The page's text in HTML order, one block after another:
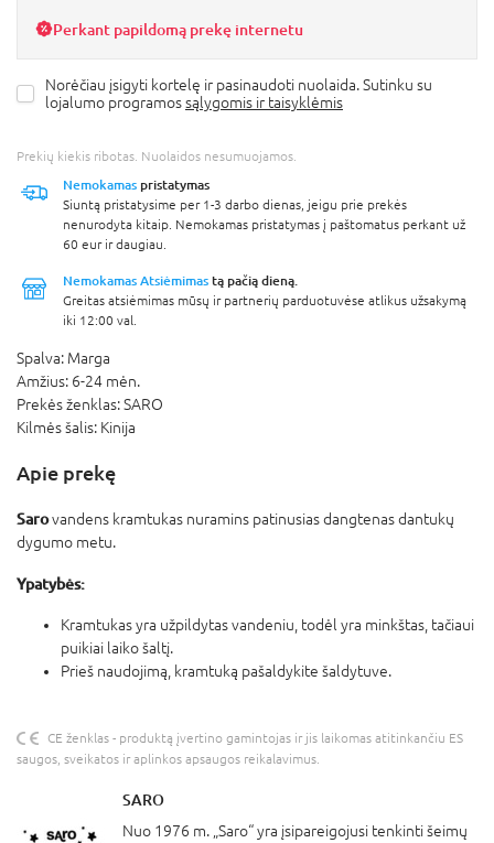
Perkant papildomą prekę internetu
Norėčiau įsigyti kortelę ir pasinaudoti nuolaida. Sutinku su
lojalumo programossąlygomis ir taisyklėmis
Prekių kiekis ribotas. Nuolaidos nesumuojamos.
Nemokamas pristatymas
Siuntą pristatysime per 1-3 darbo dienas, jeigu prie prekės
nenurodyta kitaip. Nemokamas pristatymas į paštomatus perkant už
60 eur ir daugiau.
Nemokamas Atsiėmimas tą pačią dieną.
Greitas atsiėmimas mūsų ir partnerių parduotuvėse atlikus užsakymą
iki 12:00 val.
Spalva: Marga
Amžius: 6-24 mėn.
Prekės ženklas:SARO
Kilmės šalis: Kinija
Apie prekę
Sarovandens kramtukas nuramins patinusias dangtenas dantukų
dygumo metu.
Ypatybės:
Kramtukas yra užpildytas vandeniu, todėl yra minkštas, tačiaui
puikiai laiko šaltį.
Prieš naudojimą, kramtuką pašaldykite šaldytuve.
CE ženklas - produktą įvertino gamintojas ir jis laikomas atitinkančiu ES
saugos, sveikatos ir aplinkos apsaugos reikalavimus.
SARO
Nuo 1976 m. „Saro“ yra įsipareigojusi tenkinti šeimų